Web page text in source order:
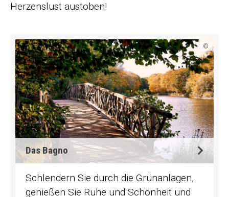
Herzenslust austoben!
©
Das Bagno
Schlendern Sie durch die Grünanlagen,
genießen Sie Ruhe und Schönheit und